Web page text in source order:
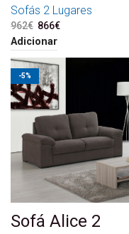
Sofás 2 Lugares
962€ O preço original era:
962€.
866€
Adicionar
-5%
Sofá Alice 2